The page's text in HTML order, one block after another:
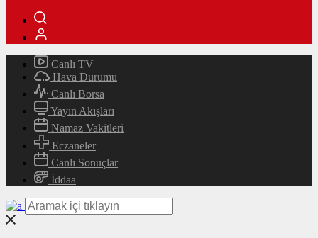
Canlı TV
Hava Durumu
Canlı Borsa
Yayın Akışları
Namaz Vakitleri
Eczaneler
Canlı Sonuçlar
İddaa